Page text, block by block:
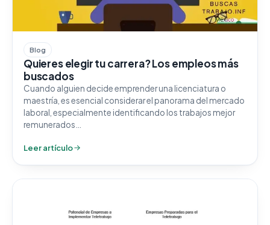
Blog
Quieres elegir tu carrera? Los empleos más
buscados
Cuando alguien decide emprender una licenciatura o
maestría, es esencial considerar el panorama del mercado
laboral, especialmente identificando los trabajos mejor
remunerados…
Leer artículo